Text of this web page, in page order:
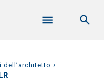
dell’architetto ›